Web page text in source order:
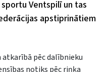
Ventspilī un tas
apstiprinātiem
pēc dalībnieku
notiks pēc riņķa